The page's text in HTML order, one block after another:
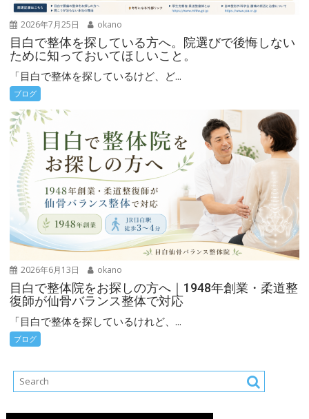
2026年7月25日 okano
目白で整体を探している方へ。院選びで後悔しない
ために知っておいてほしいこと。
「目白で整体を探しているけど、ど...
ブログ
2026年6月13日 okano
目白で整体院をお探しの方へ｜1948年創業・柔道整
復師が仙骨バランス整体で対応
「目白で整体を探しているけれど、...
ブログ